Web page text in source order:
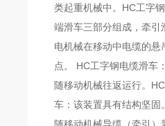
类起重机械中。HC工字
端滑车三部分组成，牵
电机械在移动中电缆的
点。 HC工字钢电缆滑车
随移动机械往返运行。
车：该装置具有结构坚